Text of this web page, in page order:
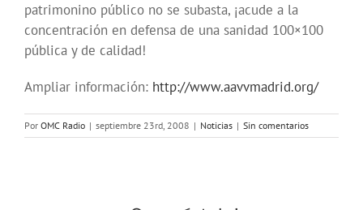
patrimonino público no se subasta, ¡acude a la
concentración en defensa de una sanidad 100×100
pública y de calidad!
Ampliar información: http://www.aavvmadrid.org/
Por OMC Radio | septiembre 23rd, 2008 | Noticias | Sin comentarios